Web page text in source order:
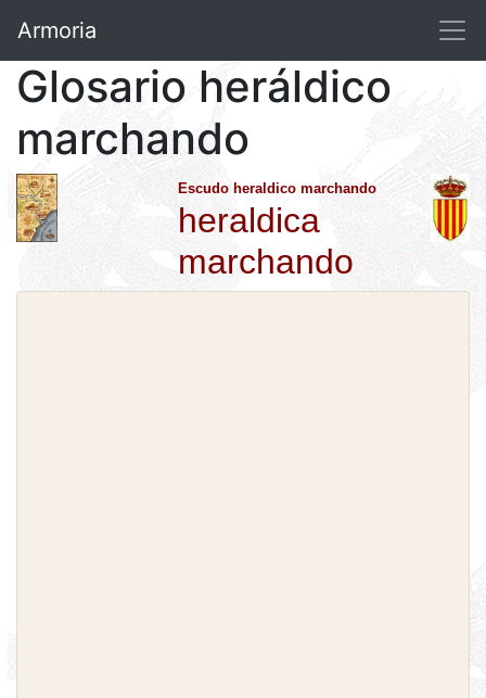
Armoria
Glosario heráldico
marchando
Escudo heraldico marchando
heraldica
marchando